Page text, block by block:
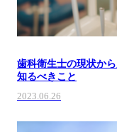
歯科衛生士の現状か
知るべきこと
2023.06.26